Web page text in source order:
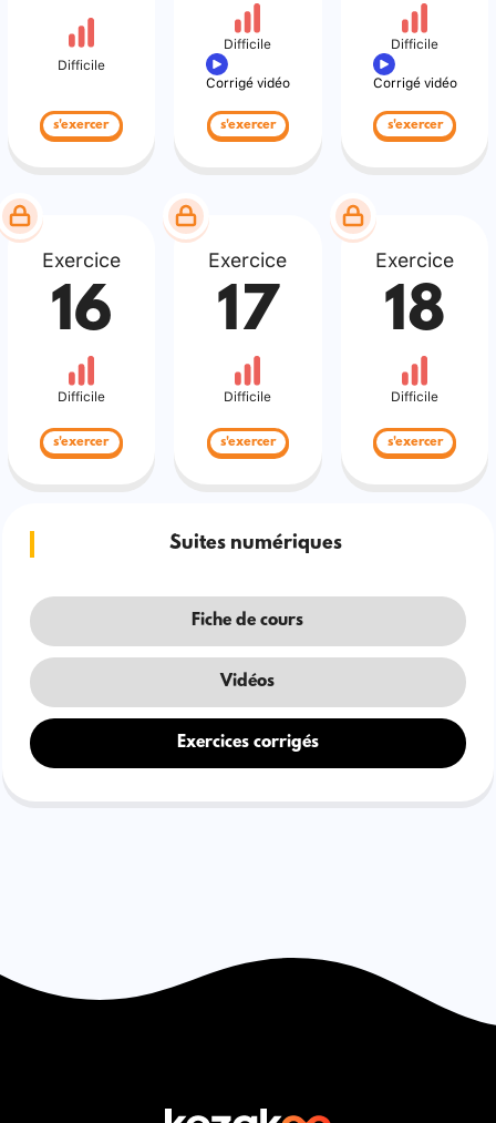
Difficile
s'exercer
Difficile
Corrigé vidéo
s'exercer
Difficile
Corrigé vidéo
s'exercer
Exercice
16
Difficile
s'exercer
Exercice
17
Difficile
s'exercer
Exercice
18
Difficile
s'exercer
Suites numériques
Fiche de cours
Vidéos
Exercices corrigés